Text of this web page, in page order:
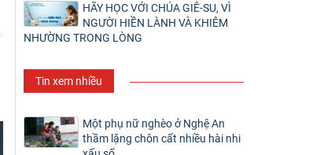
HÃY HỌC VỚI CHÚA GIÊ-SU, VÌ
NGƯỜI HIỀN LÀNH VÀ KHIÊM
NHƯỜNG TRONG LÒNG
Tin xem nhiều
Một phụ nữ nghèo ở Nghệ An
thầm lặng chôn cất nhiều hài nhi